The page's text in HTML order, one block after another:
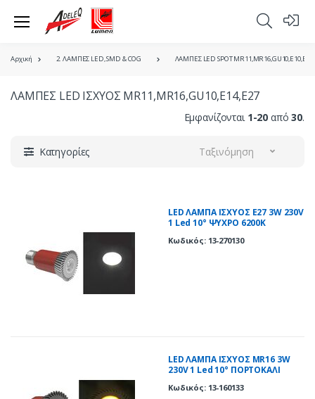
Αρχική 2. ΛΑΜΠΕΣ LED, SMD & COG ΛΑΜΠΕΣ LED SPOT
ΛΑΜΠΕΣ LED ΙΣΧΥΟΣ MR11,MR16,GU10,E14,E27
Εμφανίζονται 1-20 από30.
Κατηγορίες Ταξινόμηση
LED ΛΑΜΠΑ ΙΣΧΥΟΣ E27 3W 230V
1 Led 10° ΨΥΧΡΟ 6200Κ
Κωδικός: 13-270130
LED ΛΑΜΠΑ ΙΣΧΥΟΣ MR16 3W
230V 1 Led 10° ΠΟΡΤΟΚΑΛΙ
Κωδικός: 13-160133